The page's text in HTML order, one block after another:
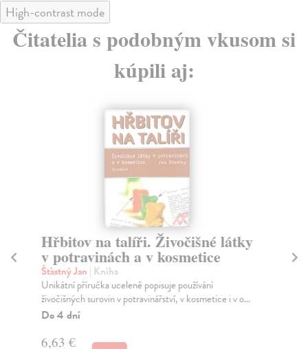
High-contrast mode
Čitatelia s podobným vkusom si
kúpili aj:
Hřbitov na talíři. Živočišné látky
v potravinách a v kosmetice
Šťastný Jan | Kniha
Unikátní příručka uceleně popisuje používání
živočišných surovin v potravinářství, v kosmetice i v o...
Do 4 dní
6,63 €